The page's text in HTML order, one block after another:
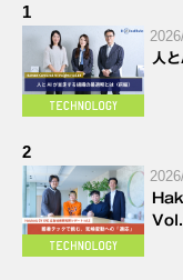
1
人
2